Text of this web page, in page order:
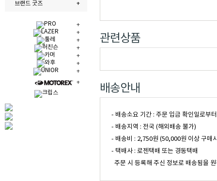
브랜드 굿즈
관련상품
배송안내
- 배송소요 기간 : 주문 입금 확인일로부
- 배송지역 : 전국 (해외배송 불가)
- 배송비 : 2,750원 (50,000원 이상 구매
- 택배사 : 로젠택배 또는 경동택배
주문 시 등록해 주신 정보로 배송됨을